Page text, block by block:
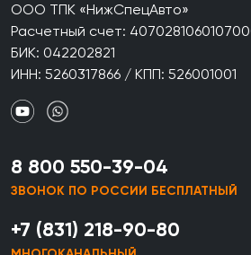
ООО ТПК «НижСпецАвто»
Расчетный счет:
БИК: 042202821
ИНН: 5260317866 / КПП: 526001001
8 800 550-39-04
ЗВОНОК ПО РОССИИ БЕСПЛАТНЫЙ
+7 (831) 218-90-80